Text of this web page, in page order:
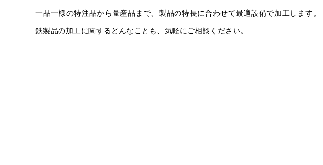
一品一様の特注品から量産品まで、製品の特長に合わせて最適設備で加工します。
鉄製品の加工に関するどんなことも、気軽にご相談ください。